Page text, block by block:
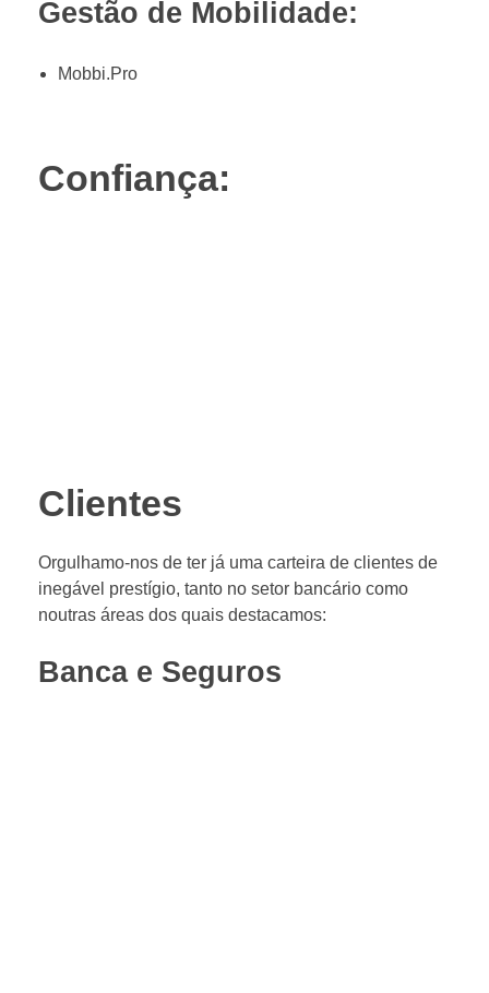
Gestão de Mobilidade:
Mobbi.Pro
Confiança:
Clientes
Orgulhamo-nos de ter já uma carteira de clientes de
inegável prestígio, tanto no setor bancário como
noutras áreas dos quais destacamos:
Banca e Seguros